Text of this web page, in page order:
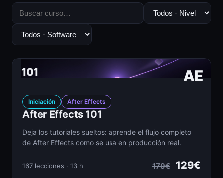
AE
101
Iniciación After Effects
After Effects 101
Deja los tutoriales sueltos: aprende el flujo completo
de After Effects como se usa en producción real.
167 lecciones · 13 h 179€ 129€